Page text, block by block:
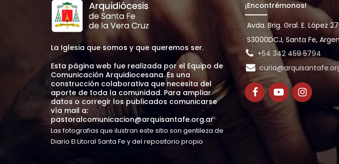
La Iglesia que somos y que queremos ser.
Esta página web fue realizada por el Equipo de
Comunicación Arquidiocesana. Es una
construcción colaborativa que necesita del
aporte de toda la comunidad. Para ampliar
datos o corregir los publicados comunicarse
vía mail a:
pastoralcomunicacion@arquisantafe.org.ar
Las fotografias que ilustran este sitio son gentileza de
Diario El Litoral Santa Fe y del repositorio propio
¡Encontrémonos!
Avda. Brig. Gral. E. López
S3000DCJ, Santa Fe,
+54 342 459 5794